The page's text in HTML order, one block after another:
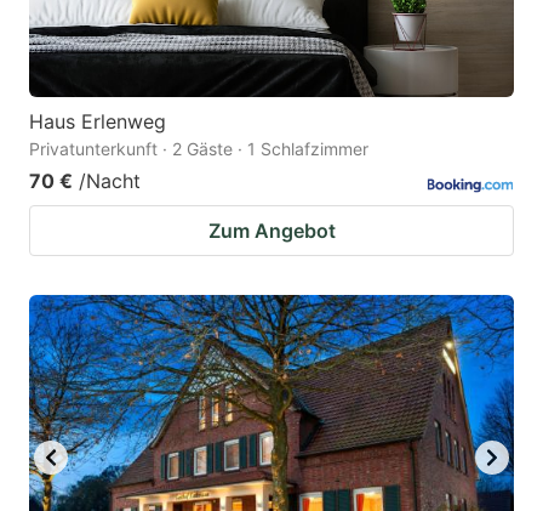
Haus Erlenweg
Privatunterkunft · 2 Gäste · 1 Schlafzimmer
70 € /Nacht
Zum Angebot